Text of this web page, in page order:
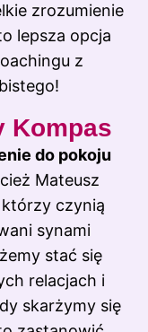
zrozumienie
lepsza opcja
z
Kompas
do pokoju
Mateusz
którzy czynią
synami
stać się
relacjach i
skarżymy się